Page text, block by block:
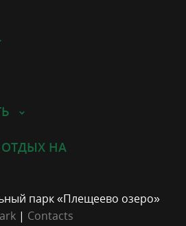
НА
парк «Плещеево озеро»
| Contacts